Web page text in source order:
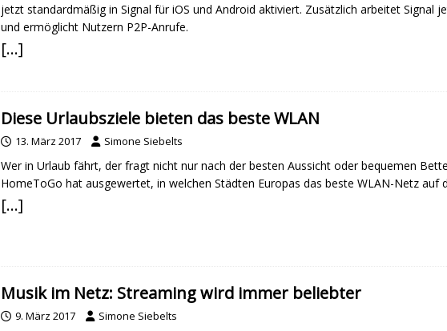
jetzt standardmäßig in Signal für iOS und Android aktiviert. Zusätzlich arbeitet Signal
und ermöglicht Nutzern P2P-Anrufe.
[…]
Diese Urlaubsziele bieten das beste WLAN
13. März 2017 Simone Siebelts
Wer in Urlaub fährt, der fragt nicht nur nach der besten Aussicht oder bequemen
HomeToGo hat ausgewertet, in welchen Städten Europas das beste WLAN-Netz auf
[…]
Musik im Netz: Streaming wird immer beliebter
9. März 2017 Simone Siebelts